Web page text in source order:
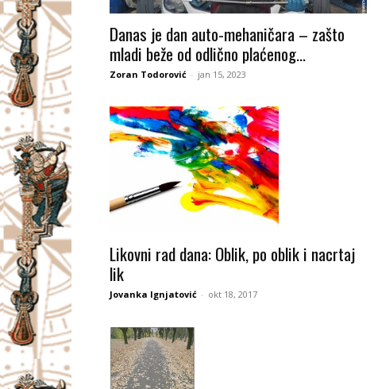
I
Č
Danas je dan auto-mehaničara – zašto
mladi beže od odlično plaćenog...
Zoran Todorović - jan 15, 2023
Likovni rad dana: Oblik, po oblik i nacrtaj
lik
Jovanka Ignjatović - okt 18, 2017